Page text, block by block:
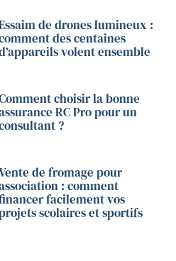
de drones lumineux :
des centaines
volent ensemble
choisir la bonne
RC Pro pour un
?
de fromage pour
: comment
facilement vos
scolaires et sportifs